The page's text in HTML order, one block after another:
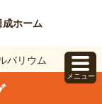
ホーム
バリウム
メニュー